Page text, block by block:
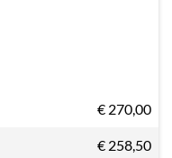
€ 270,00
€ 258,50